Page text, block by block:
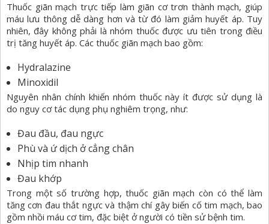
Thuốc giãn mạch trực tiếp làm giãn cơ trơn thành mạch, giúp
máu lưu thông dễ dàng hơn và từ đó làm giảm huyết áp. Tuy
nhiên, đây không phải là nhóm thuốc được ưu tiên trong điều
trị tăng huyết áp. Các thuốc giãn mạch bao gồm:
Hydralazine
Minoxidil
Nguyên nhân chính khiến nhóm thuốc này ít được sử dụng là
do nguy cơ tác dụng phụ nghiêm trọng, như:
Đau đầu, đau ngực
Phù và ứ dịch ở cẳng chân
Nhịp tim nhanh
Đau khớp
Trong một số trường hợp, thuốc giãn mạch còn có thể làm
tăng cơn đau thắt ngực và thậm chí gây biến cố tim mạch, bao
gồm nhồi máu cơ tim, đặc biệt ở người có tiền sử bệnh tim.